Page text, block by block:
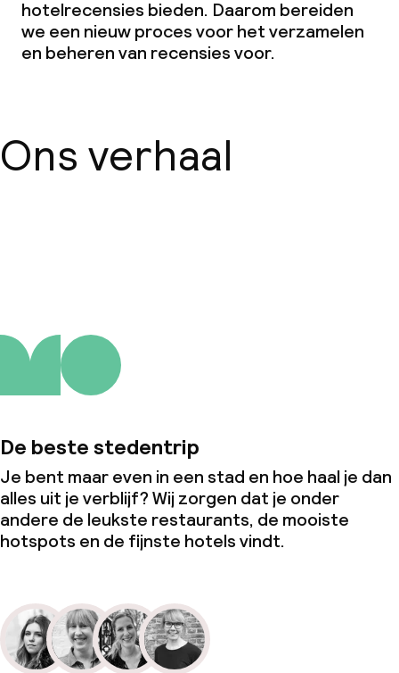
hotelrecensies bieden. Daarom bereiden
we een nieuw proces voor het verzamelen
en beheren van recensies voor.
Ons verhaal
De beste stedentrip
Je bent maar even in een stad en hoe haal je dan
alles uit je verblijf? Wij zorgen dat je onder
andere de leukste restaurants, de mooiste
hotspots en de fijnste hotels vindt.